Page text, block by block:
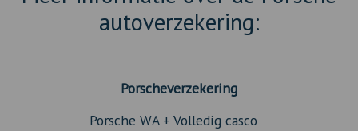
autoverzekering:
Porscheverzekering
Porsche WA + Volledig casco